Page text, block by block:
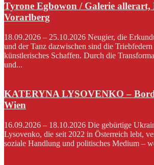
Tyrone Egbowon / Galerie allerart,
Vorarlberg
18.09.2026 – 25.10.2026 Neugier, die
und der Tanz dazwischen sind die
künstlerisches Schaffen. Durch die
und...
KATERYNA LYSOVENKO –
Wien
16.09.2026 – 18.10.2026 Die gebürtige
Lysovenko, die seit 2022 in Österreich lebt,
soziale Handlung und politisches Medium –